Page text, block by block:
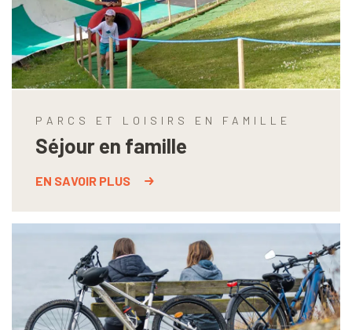
PARCS ET LOISIRS EN FAMILLE
Séjour en famille
EN SAVOIR PLUS